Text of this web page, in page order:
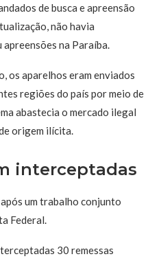
de busca e apreensão
não havia
na Paraíba.
os aparelhos eram enviados
regiões do país por meio de
abastecia o mercado ilegal
origem ilícita.
interceptadas
um trabalho conjunto
Federal.
30 remessas